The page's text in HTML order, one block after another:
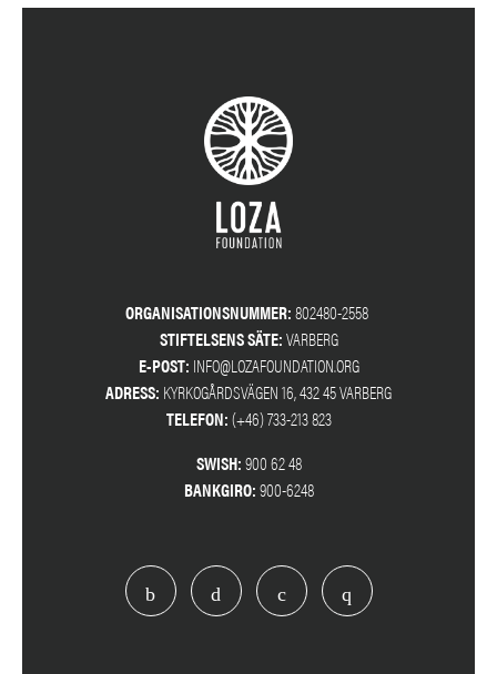
ORGANISATIONSNUMMER:802480-2558
STIFTELSENS SÄTE:VARBERG
E-POST: INFO@LOZAFOUNDATION.ORG
ADRESS: KYRKOGÅRDSVÄGEN 16, 432 45 VARBERG
TELEFON:(+46) 733-213 823
SWISH:900 62 48
BANKGIRO:900-6248